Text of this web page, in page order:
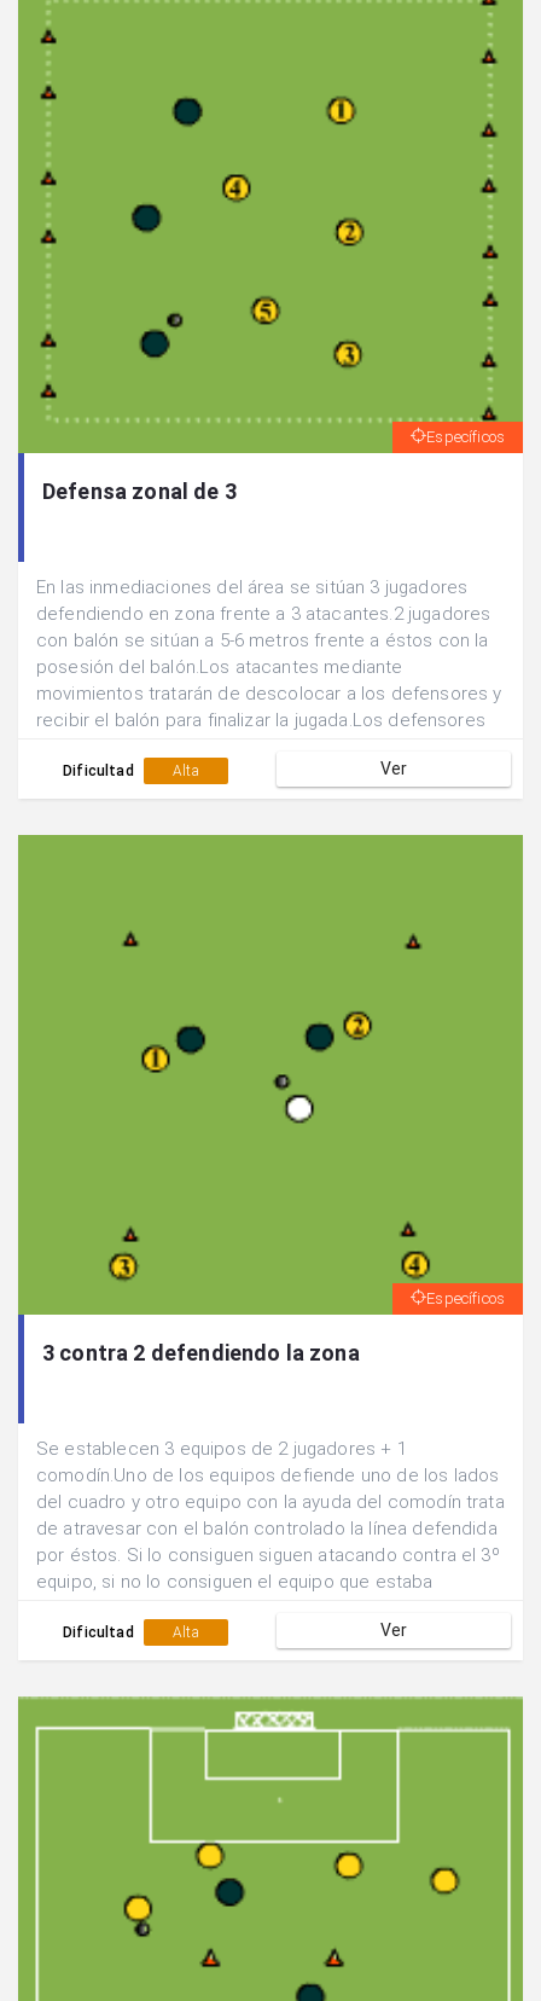
Específicos
Defensa zonal de 3
En las inmediaciones del área se sitúan 3 jugadores
defendiendo en zona frente a 3 atacantes.2 jugadores
con balón se sitúan a 5-6 metros frente a éstos con la
posesión del balón.Los atacantes mediante
movimientos tratarán de descolocar a los defensores y
recibir el balón para finalizar la jugada.Los defensores
marcaje, basculación....
Dificultad Alta Ver
Específicos
3 contra 2 defendiendo la zona
Se establecen 3 equipos de 2 jugadores + 1
comodín.Uno de los equipos defiende uno de los lados
del cuadro y otro equipo con la ayuda del comodín trata
de atravesar con el balón controlado la línea defendida
por éstos. Si lo consiguen siguen atacando contra el 3º
equipo, si no lo consiguen el equipo que estaba
Dificultad Alta Ver